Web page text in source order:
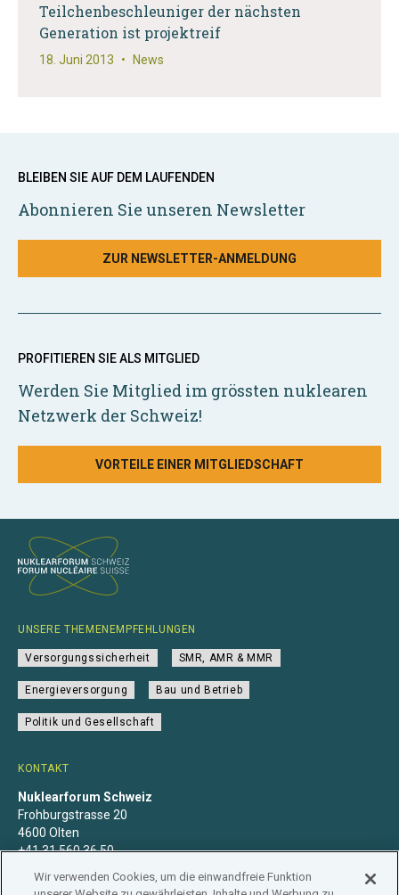
Teilchenbeschleuniger der nächsten
Generation ist projektreif
18. Juni 2013 • News
BLEIBEN SIE AUF DEM LAUFENDEN
Abonnieren Sie unseren Newsletter
ZUR NEWSLETTER-ANMELDUNG
PROFITIEREN SIE ALS MITGLIED
Werden Sie Mitglied im grössten nuklearen
Netzwerk der Schweiz!
VORTEILE EINER MITGLIEDSCHAFT
KONTAKT
Nuklearforum Schweiz
Frohburgstrasse 20
4600 Olten
+41 31 560 36 50
UNSERE THEMENEMPFEHLUNGEN
Versorgungssicherheit SMR, AMR & MMR
Energieversorgung Bau und Betrieb
Politik und Gesellschaft
Wir verwenden Cookies, um die einwandfreie Funktion